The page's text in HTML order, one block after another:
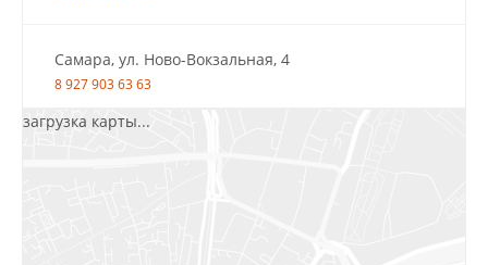
Самара, ул. Ново-Вокзальная, 4
8 927 903 63 63
загрузка карты...